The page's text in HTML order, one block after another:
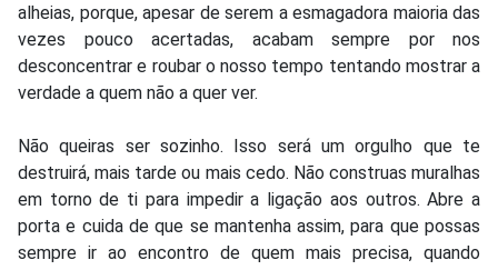
alheias, porque, apesar de serem a esmagadora maioria das
vezes pouco acertadas, acabam sempre por nos
desconcentrar e roubar o nosso tempo tentando mostrar a
verdade a quem não a quer ver.
Não queiras ser sozinho. Isso será um orgulho que te
destruirá, mais tarde ou mais cedo. Não construas muralhas
em torno de ti para impedir a ligação aos outros. Abre a
porta e cuida de que se mantenha assim, para que possas
sempre ir ao encontro de quem mais precisa, quando